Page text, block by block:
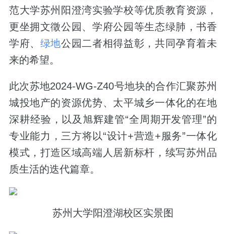
范大学苏州阳澄湾实验学校等优质教育资源，
更坐拥文徵公园、学府公园等生态绿肺，书香
学府、 绿地公园二者相得益彰，共同孕育着未
来的希望。
此次苏地2024-WG-Z40号地块的合作汇聚苏州
城投地产的资源优势、太平城乡一体化的在地
深耕经验，以及旭辉建管“全周期开发管理”的
专业能力，三方将以“设计+营造+服务”一体化
模式，打造区域高端人居新标杆，续写苏州品
质生活的迭代篇章。
苏州大学阳澄湖校区实景图